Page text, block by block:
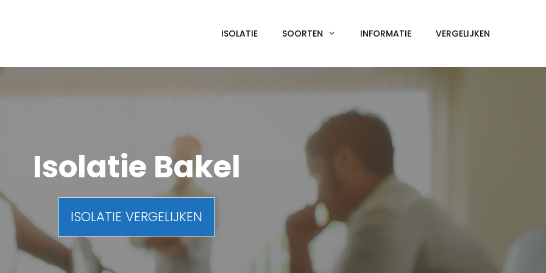
ISOLATIE SOORTEN INFORMATIE VERGELIJKEN
Isolatie Bakel
ISOLATIE VERGELIJKEN